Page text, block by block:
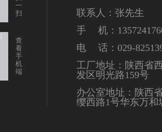
一
扫
查
看
手
机
端
联系人：张先生
手 机：
电 话：029-
工厂地址：陕西省
发区明光路159号
办公室地址：陕西
缨西路1号华东万和